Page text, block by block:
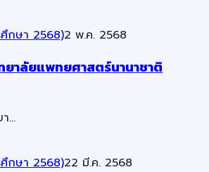
กษา 2568)2 พ.ค. 2568
ยาลัยแพทยศาสตร์นานาชาติ
…
กษา 2568)22 มี.ค. 2568